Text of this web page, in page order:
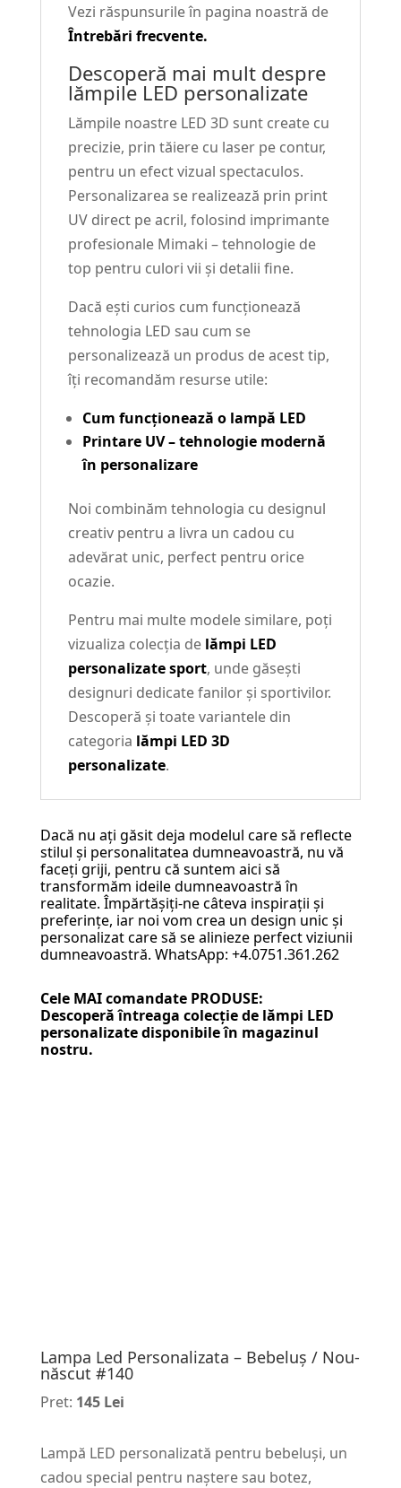
Vezi răspunsurile în pagina noastră de
Întrebări frecvente.
Descoperă mai mult despre
lămpile LED personalizate
Lămpile noastre LED 3D sunt create cu
precizie, prin tăiere cu laser pe contur,
pentru un efect vizual spectaculos.
Personalizarea se realizează prin print
UV direct pe acril, folosind imprimante
profesionale Mimaki – tehnologie de
top pentru culori vii și detalii fine.
Dacă ești curios cum funcționează
tehnologia LED sau cum se
personalizează un produs de acest tip,
îți recomandăm resurse utile:
Cum funcționează o lampă LED
Printare UV – tehnologie modernă
în personalizare
Noi combinăm tehnologia cu designul
creativ pentru a livra un cadou cu
adevărat unic, perfect pentru orice
ocazie.
Pentru mai multe modele similare, poți
vizualiza colecția de lămpi LED
personalizate sport, unde găsești
designuri dedicate fanilor și sportivilor.
Descoperă și toate variantele din
categoria lămpi LED 3D
personalizate.
Dacă nu ați găsit deja modelul care să reflecte
stilul și personalitatea dumneavoastră, nu vă
faceți griji, pentru că suntem aici să
transformăm ideile dumneavoastră în
realitate. Împărtășiți-ne câteva inspirații și
preferințe, iar noi vom crea un design unic și
personalizat care să se alinieze perfect viziunii
dumneavoastră. WhatsApp: +4.0751.361.262
Cele MAI comandate PRODUSE:
Descoperă întreaga colecție de lămpi LED
personalizatedisponibile în magazinul
nostru.
Lampa Led Personalizata – Bebeluș / Nou-
născut #140
Pret: 145 Lei
Lampă LED personalizată pentru bebeluși, un
cadou special pentru naștere sau botez,